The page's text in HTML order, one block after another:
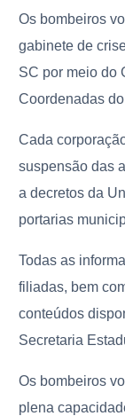
Os bombeiros
gabinete de
SC por meio do
Coordenadas
Cada
suspensão das
a decretos da
portarias
Todas as
filiadas, bem
conteúdos
Secretaria
Os bombeiros
plena